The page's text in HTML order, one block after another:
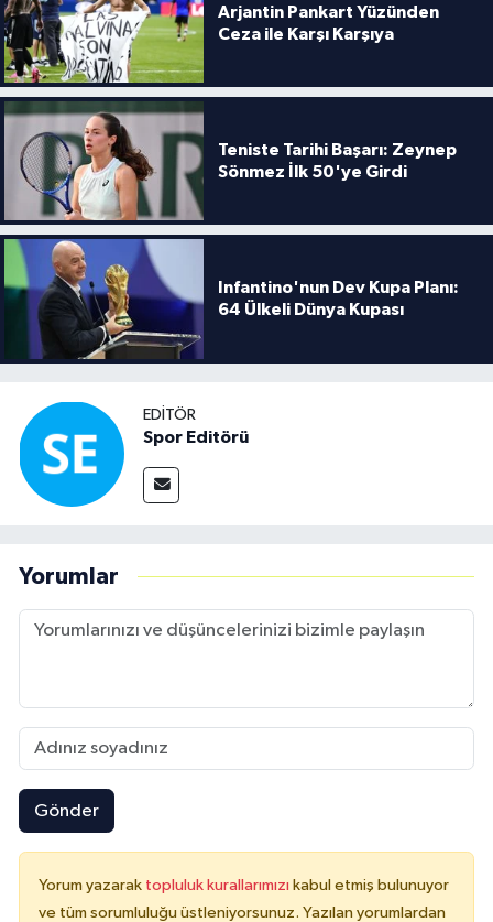
Arjantin Pankart Yüzünden
Ceza ile Karşı Karşıya
Teniste Tarihi Başarı: Zeynep
Sönmez İlk 50'ye Girdi
Infantino'nun Dev Kupa Planı:
64 Ülkeli Dünya Kupası
EDITÖR
Spor Editörü
Yorumlar
Gönder
Yorum yazarak topluluk kurallarımızı kabul etmiş bulunuyor
ve tüm sorumluluğu üstleniyorsunuz. Yazılan yorumlardan